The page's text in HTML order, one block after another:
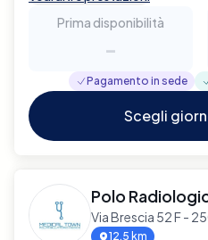
Prima disponibilità
-
Pagamento in sede
Scegli
Polo
Via Brescia 52 F -
12.5 km